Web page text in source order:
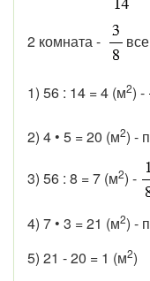
2 комната -
1) 56 : 14 = 4 (м2) -
2) 4 • 5 = 20 (м2) -
3) 56 : 8 = 7 (м2) -
4) 7 • 3 = 21 (м2) -
5) 21 - 20 = 1 (м2)